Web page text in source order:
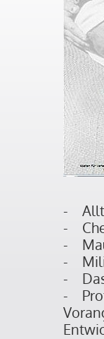
-
-
-
-
- Das
-